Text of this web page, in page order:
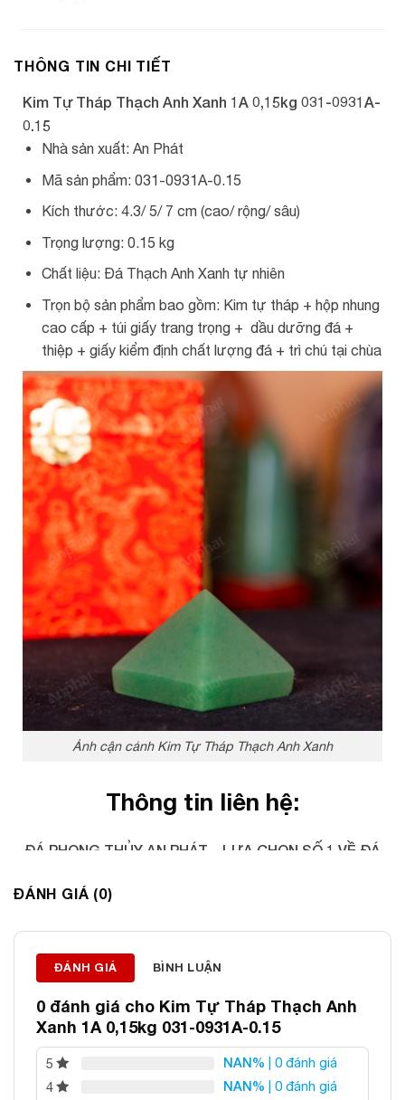
THÔNG TIN CHI TIẾT
Kim Tự Tháp Thạch Anh Xanh 1A 0,15kg 031-0931A-
0.15
Nhà sản xuất: An Phát
Mã sản phẩm: 031-0931A-0.15
Kích thước: 4.3/ 5/ 7 cm (cao/ rộng/ sâu)
Trọng lượng: 0.15 kg
Chất liệu: Đá Thạch Anh Xanh tự nhiên
Trọn bộ sản phẩm bao gồm: Kim tự tháp + hộp nhung
cao cấp + túi giấy trang trọng + dầu dưỡng đá +
thiệp + giấy kiểm định chất lượng đá + trì chú tại chùa
Ảnh cận cảnh Kim Tự Tháp Thạch Anh Xanh
Thông tin liên hệ:
ĐÁ PHONG THỦY AN PHÁT – LỰA CHỌN SỐ 1 VỀ ĐÁ
Địa chỉ: 60/69 Bùi Huy Bích, Hoàng Mai, Hà Nội
ĐÁNH GIÁ (0)
ĐÁNH GIÁ BÌNH LUẬN
0 đánh giá cho Kim Tự Tháp Thạch Anh
Xanh 1A 0,15kg 031-0931A-0.15
5 NAN% | 0 đánh giá
4
NAN% | 0 đánh giá